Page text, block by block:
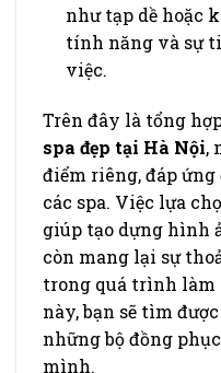
như tạp dề hoặc
tính năng và sự
việc.
Trên đây là tổng
spa đẹp tại Hà Nội,
điểm riêng, đáp ứng
các spa. Việc lựa
giúp tạo dựng hình
còn mang lại sự
trong quá trình làm
này, bạn sẽ tìm
những bộ đồng
mình.